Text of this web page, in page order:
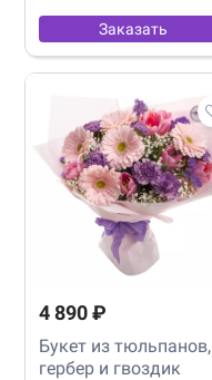
Заказать
4 890 ₽
Букет из тюльпанов,
гербер и гвоздик